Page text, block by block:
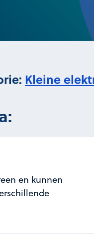
Kleine
en kunnen